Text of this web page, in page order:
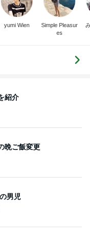
yumi Wien
Simple Pleasur
es
紹介
晩ご飯変更
男児